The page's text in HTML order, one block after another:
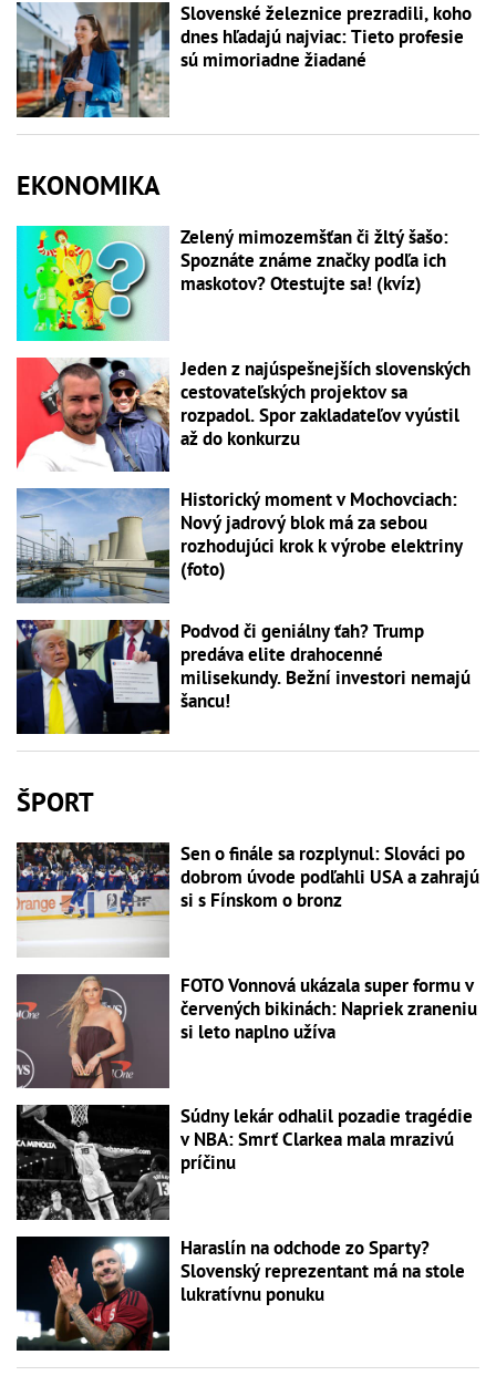
Slovenské železnice prezradili, koho
dnes hľadajú najviac: Tieto profesie
sú mimoriadne žiadané
EKONOMIKA
Zelený mimozemšťan či žltý šašo:
Spoznáte známe značky podľa ich
maskotov? Otestujte sa! (kvíz)
Jeden z najúspešnejších slovenských
cestovateľských projektov sa
rozpadol. Spor zakladateľov vyústil
až do konkurzu
Historický moment v Mochovciach:
Nový jadrový blok má za sebou
rozhodujúci krok k výrobe elektriny
(foto)
Podvod či geniálny ťah? Trump
predáva elite drahocenné
milisekundy. Bežní investori nemajú
šancu!
ŠPORT
Sen o finále sa rozplynul: Slováci po
dobrom úvode podľahli USA a zahrajú
si s Fínskom o bronz
FOTO Vonnová ukázala super formu v
červených bikinách: Napriek zraneniu
si leto naplno užíva
Súdny lekár odhalil pozadie tragédie
v NBA: Smrť Clarkea mala mrazivú
príčinu
Haraslín na odchode zo Sparty?
Slovenský reprezentant má na stole
lukratívnu ponuku